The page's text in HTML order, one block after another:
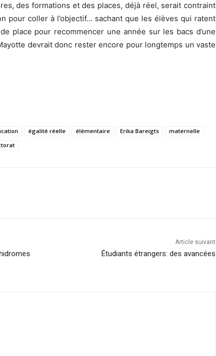
des formations et des places, déjà réel, serait contraint
pour coller à l’objectif… sachant que les élèves qui ratent
place pour recommencer une année sur les bacs d’une
devrait donc rester encore pour longtemps un vaste
égalité réelle élémentaire Erika Bareigts
maternelle
Article suivant
Étudiants étrangers: des avancées